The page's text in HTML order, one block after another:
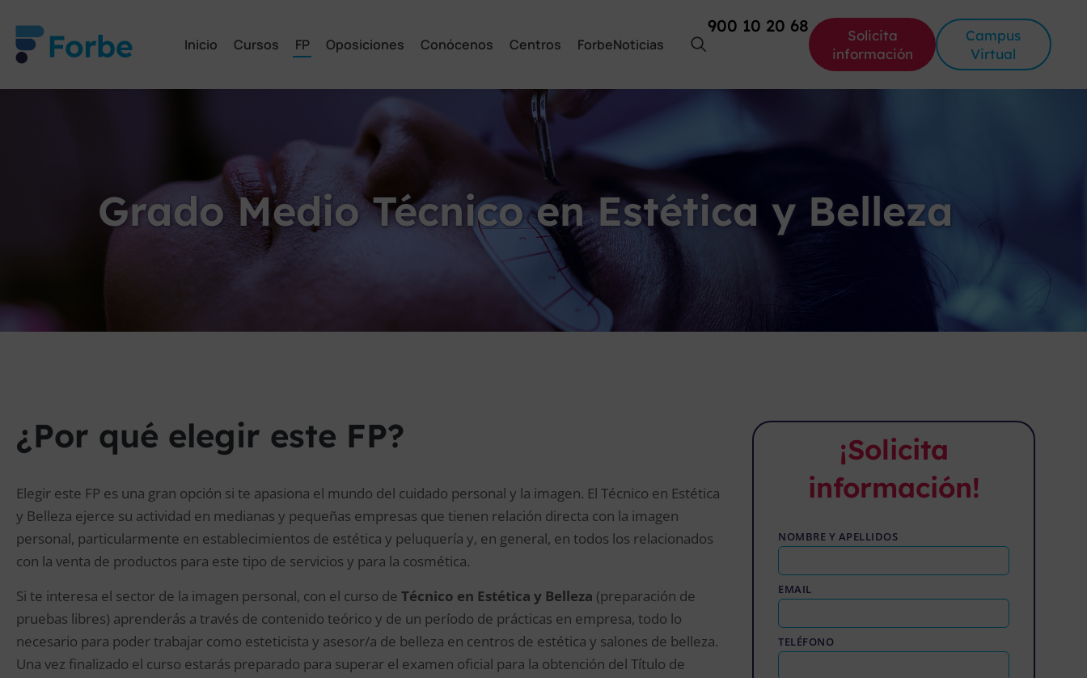
Inicio Cursos FP Oposiciones Conócenos Centros ForbeNoticias
900 10 20 68
Solicita
información
Campus
Virtual
Grado Medio Técnico en Estética y Belleza
¿Por qué elegir este FP?
Elegir este FP es una gran opción si te apasiona el mundo del cuidado personal y la imagen. El Técnico en Estética
y Belleza ejerce su actividad en medianas y pequeñas empresas que tienen relación directa con la imagen
personal, particularmente en establecimientos de estética y peluquería y, en general, en todos los relacionados
con la venta de productos para este tipo de servicios y para la cosmética.
Si te interesa el sector de la imagen personal, con el curso de Técnico en Estética y Belleza (preparación de
pruebas libres) aprenderás a través de contenido teórico y de un período de prácticas en empresa, todo lo
necesario para poder trabajar como esteticista y asesor/a de belleza en centros de estética y salones de belleza.
Una vez finalizado el curso estarás preparado para superar el examen oficial para la obtención del Título de
¡Solicita
información!
NOMBRE Y APELLIDOS
EMAIL
TELÉFONO